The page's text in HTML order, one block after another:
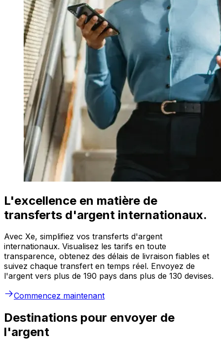
L'excellence en matière de
transferts d'argent internationaux.
Avec Xe, simplifiez vos transferts d'argent
internationaux. Visualisez les tarifs en toute
transparence, obtenez des délais de livraison fiables et
suivez chaque transfert en temps réel. Envoyez de
l'argent vers plus de 190 pays dans plus de 130 devises.
Commencez maintenant
Destinations pour envoyer de
l'argent